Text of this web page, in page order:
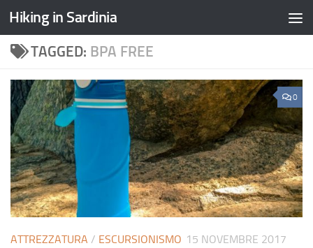
Hiking in Sardinia
TAGGED: BPA FREE
0
ATTREZZATURA / ESCURSIONISMO 15 NOVEMBRE 2017